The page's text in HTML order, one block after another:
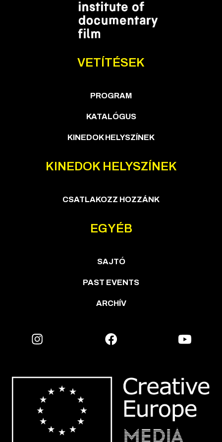
VETÍTÉSEK
PROGRAM
KATALÓGUS
KINEDOK HELYSZÍNEK
KINEDOK HELYSZÍNEK
CSATLAKOZZ HOZZÁNK
EGYÉB
SAJTÓ
PAST EVENTS
ARCHÍV